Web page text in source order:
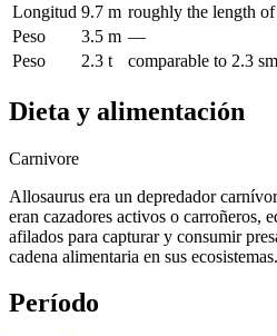
Longitud 9.7 m roughly the length
Peso
3.5 m —
Peso
2.3 t comparable to 2.3
Dieta y alimentación
Carnivore
Allosaurus era un depredador
eran cazadores activos o carroñeros,
afilados para capturar y consumir
cadena alimentaria en sus ecosistemas.
Período